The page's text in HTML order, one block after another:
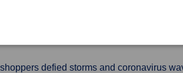
quarters of 2022. The effects would
defied storms and coronavirus